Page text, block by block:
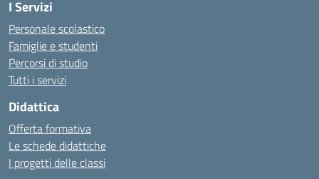
I Servizi
Personale scolastico
Famiglie e studenti
Percorsi di studio
Tutti i servizi
Didattica
Offerta formativa
Le schede didattiche
I progetti delle classi